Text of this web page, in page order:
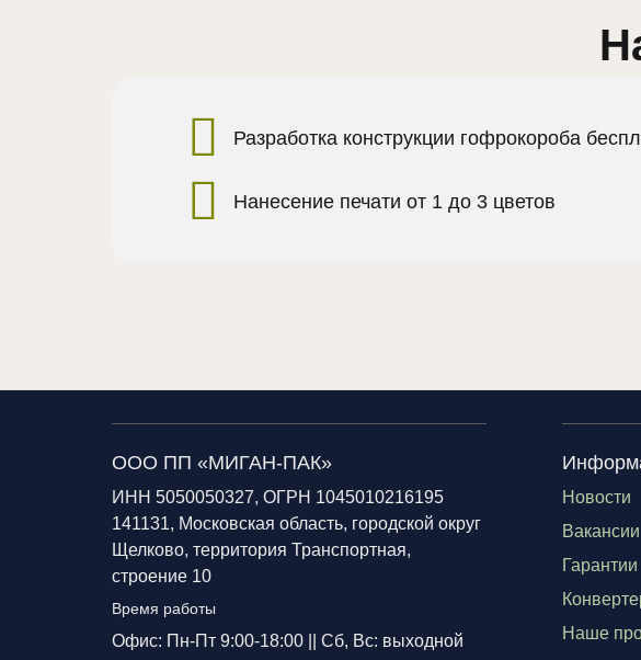
Разработка конструкции гофрокороба
Нанесение печати от 1 до 3 цветов
ООО ПП «МИГАН-ПАК»
ИНН 5050050327, ОГРН 1045010216195
141131, Московская область, городской округ
Щелково, территория Транспортная,
строение 10
Время работы
Офис: Пн-Пт 9:00-18:00 || Сб, Вс: выходной
Новости
Вакансии
Гарантии
Наше